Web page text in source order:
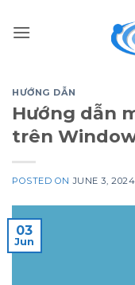
HƯỚNG DẪN
Hướng dẫn
trên
POSTED ONJUNE 3, 2024
03
Jun